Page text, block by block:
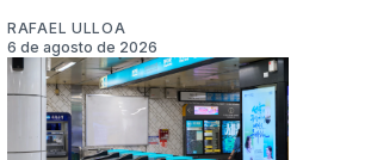
RAFAEL ULLOA
6 de agosto de 2026